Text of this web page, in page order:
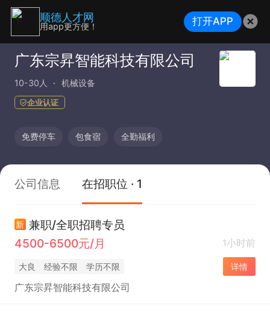
广东宗昇智能科技有限公司
10-30人 机械设备
企业认证
免费停车 包食宿 全勤福利
公司信息 在招职位 · 1
新 兼职/全职招聘专员
4500-6500元/月
1小时前
大良 经验不限 学历不限 详情
广东宗昇智能科技有限公司
顺德人才网
用app更方便！ 打开APP